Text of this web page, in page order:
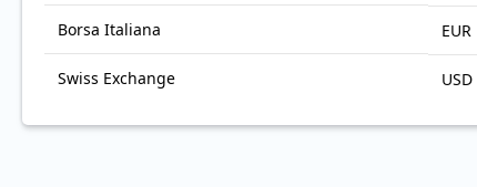
Borsa Italiana EUR
Swiss Exchange USD